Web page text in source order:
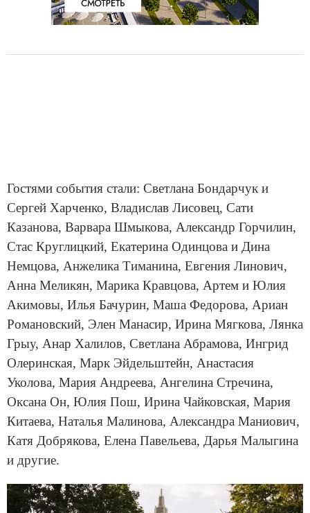
Гостями события стали: Светлана Бондарчук и
Сергей Харченко, Владислав Лисовец, Сати
Казанова, Варвара Шмыкова, Александр Горчилин,
Стас Круглицкий, Екатерина Одинцова и Дина
Немцова, Анжелика Тиманина, Евгения Линович,
Анна Меликян, Марика Кравцова, Артем и Юлия
Акимовы, Илья Бачурин, Маша Федорова, Ариан
Романовский, Элен Манасир, Ирина Мягкова, Лянка
Грыу, Анар Халилов, Светлана Абрамова, Ингрид
Олеринская, Марк Эйдельштейн, Анастасия
Уколова, Мария Андреева, Ангелина Стречина,
Оксана Он, Юлия Пош, Ирина Чайковская, Мария
Китаева, Наталья Малинова, Александра Маниович,
Катя Добрякова, Елена Павельева, Дарья Малыгина
и другие.